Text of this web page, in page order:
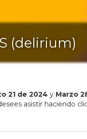
(delirium)
21de 2024 y Marzo
asistir haciendo